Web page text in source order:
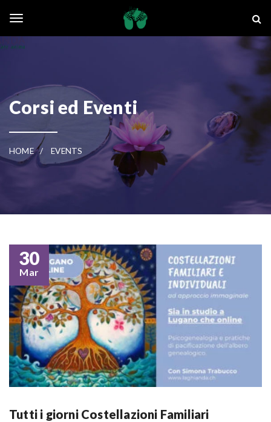
Corsi ed Eventi
HOME EVENTS
30
Mar
Tutti i giorni Costellazioni Familiari